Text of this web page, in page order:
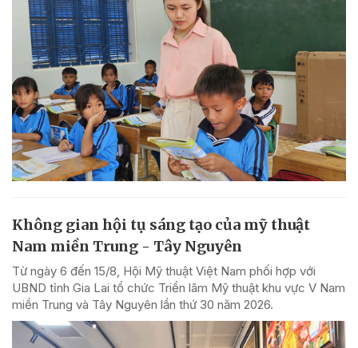
Không gian hội tụ sáng tạo của mỹ thuật
Nam miền Trung - Tây Nguyên
Từ ngày 6 đến 15/8, Hội Mỹ thuật Việt Nam phối hợp với
UBND tỉnh Gia Lai tổ chức Triển lãm Mỹ thuật khu vực V Nam
miền Trung và Tây Nguyên lần thứ 30 năm 2026.